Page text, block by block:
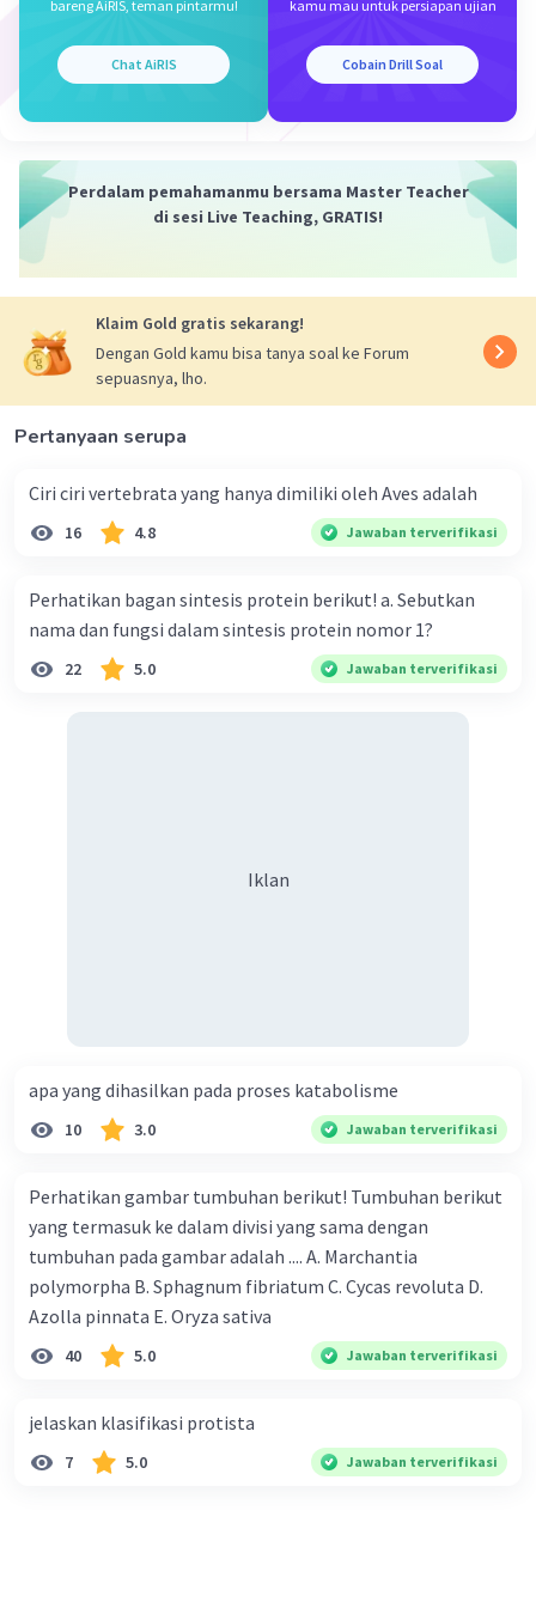
(homozigot dominan) dan Mm (heterozigot).
memiliki genotip mm (homozigot resesif).
Cara untuk menghitung akan dilampirkan pada
Beri Rating
Iklan
bareng AiRIS, teman pintarmu!
Chat AiRIS
kamu mau untuk persiapan ujian
Cobain Drill Soal
Perdalam pemahamanmu bersama Master Teacher
di sesi Live Teaching, GRATIS!
Klaim Gold gratis sekarang!
Dengan Gold kamu bisa tanya soal ke Forum
sepuasnya, lho.
Pertanyaan serupa
Ciri ciri vertebrata yang hanya dimiliki oleh Aves adalah
16 4.8 Jawaban terverifikasi
Perhatikan bagan sintesis protein berikut! a. Sebutkan
nama dan fungsi dalam sintesis protein nomor 1?
22 5.0 Jawaban terverifikasi
Iklan
apa yang dihasilkan pada proses katabolisme
10 3.0 Jawaban terverifikasi
Perhatikan gambar tumbuhan berikut! Tumbuhan berikut
yang termasuk ke dalam divisi yang sama dengan
tumbuhan pada gambar adalah .... A. Marchantia
polymorpha B. Sphagnum fibriatum C. Cycas revoluta D.
Azolla pinnata E. Oryza sativa
40 5.0 Jawaban terverifikasi
jelaskan klasifikasi protista
7 5.0 Jawaban terverifikasi